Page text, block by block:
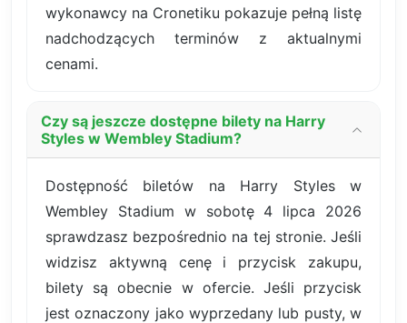
wykonawcy na Cronetiku pokazuje pełną listę
nadchodzących terminów z aktualnymi
cenami.
Czy są jeszcze dostępne bilety na Harry
Styles w Wembley Stadium?
Dostępność biletów na Harry Styles w
Wembley Stadium w sobotę 4 lipca 2026
sprawdzasz bezpośrednio na tej stronie. Jeśli
widzisz aktywną cenę i przycisk zakupu,
bilety są obecnie w ofercie. Jeśli przycisk
jest oznaczony jako wyprzedany lub pusty, w